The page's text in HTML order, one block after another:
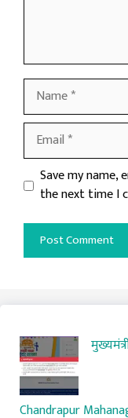
Name
Email
Website
Save my
the next time I
Chandrapur